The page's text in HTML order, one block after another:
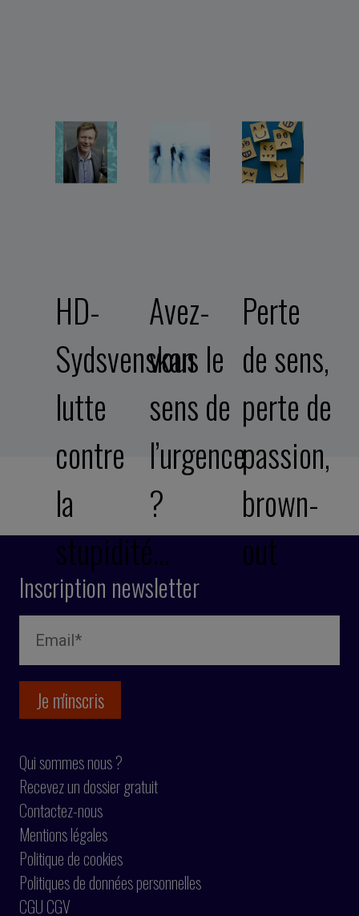
HD-
Sydsvenskan
lutte
contre
la
stupidité…
Avez-
vous le
sens de
l’urgence
?
Perte
de sens,
perte de
passion,
brown-
out
Inscription newsletter
Qui sommes nous ?
Recevez un dossier gratuit
Contactez-nous
Mentions légales
Politique de cookies
Politiques de données personnelles
CGU CGV